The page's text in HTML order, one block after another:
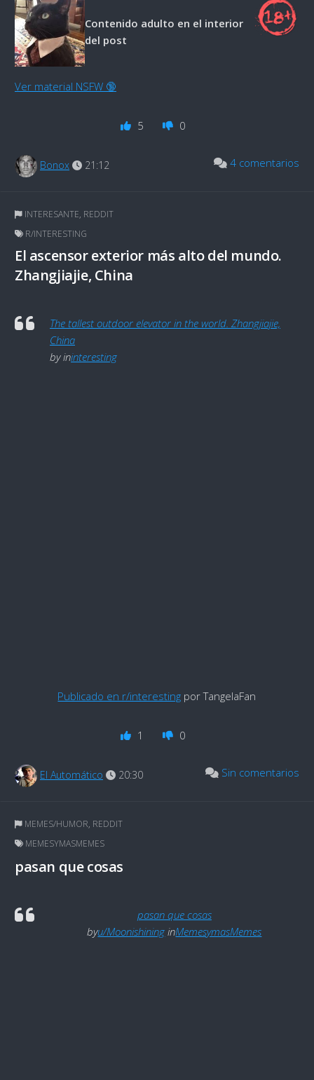
Contenido adulto en el interior
del post
Ver material NSFW 🔞
5 0
Bonox 21:12 4 comentarios
INTERESANTE, REDDIT
R/INTERESTING
El ascensor exterior más alto del mundo.
Zhangjiajie, China
The tallest outdoor elevator in the world. Zhangjiajie,
China
byininteresting
Publicado en r/interesting por TangelaFan
1 0
El Automático 20:30 Sin comentarios
MEMES/HUMOR, REDDIT
MEMESYMASMEMES
pasan que cosas
pasan que cosas
byu/Moonishining inMemesymasMemes